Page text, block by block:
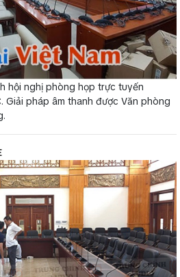
hội nghị phòng họp trực tuyến
Giải pháp âm thanh được Văn phòng